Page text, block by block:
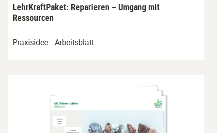
LehrKraftPaket: Reparieren – Umgang mit
Ressourcen
Praxisidee Arbeitsblatt